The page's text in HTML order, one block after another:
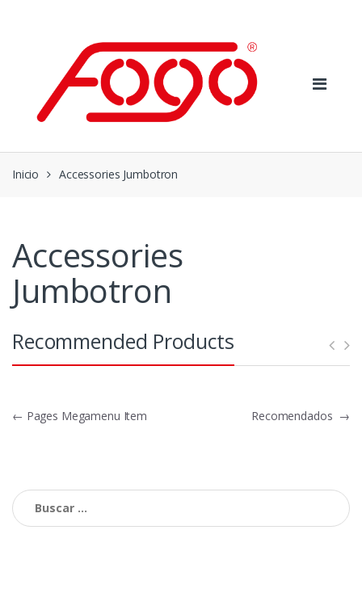
Inicio Accessories Jumbotron
Accessories
Jumbotron
Recommended Products
Navegación
← Pages Megamenu Item Recomendados →
Buscar: